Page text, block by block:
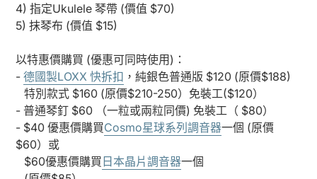
4) 指定Ukulele 琴帶 (價值 $70)
5) 抹琴布 (價值 $15)
以特惠價購買 (優惠可同時使用)：
- 德國製LOXX 快拆扣 ，純銀色普通版 $120 (原價$188)
特別款式 $160 (原價$210-250）免裝工($120）
- 普通琴釘 $60 （一粒或兩粒同價) 免裝工（ $80）
- $40 優惠價購買Cosmo星球系列調音器一個 (原價
$60）或
$60優惠價購買 日本晶片調音器一個